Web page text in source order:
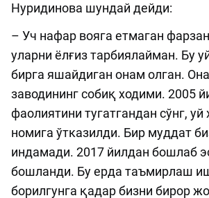
Нуридинова шундай дейди:
– Уч нафар вояга етмаган
уларни ёлғиз тарбиялайман. Бу
бирга яшайдиган онам олган.
заводининг собиқ ходими. 2005
фаолиятини тугатгандан сўнг,
номига ўтказилди. Бир муддат
индамади. 2017 йилдан бошлаб
бошланди. Бу ерда таъмирлаш
борилгунга қадар бизни бирор